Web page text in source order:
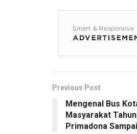
Previous Post
Mengenal Bus
Masyarakat
Primadona